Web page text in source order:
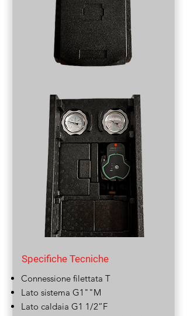
Specifiche Tecniche
Connessione filettata T
Lato sistema G1""M
Lato caldaia G1 1/2”F